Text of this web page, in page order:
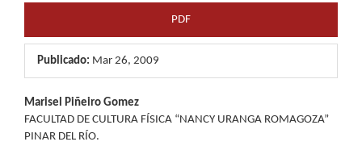
PDF
Publicado: Mar 26, 2009
Contenido
principal
Marisel Piñeiro Gomez
FACULTAD DE CULTURA FÍSICA “NANCY URANGA ROMAGOZA”
PINAR DEL RÍO.